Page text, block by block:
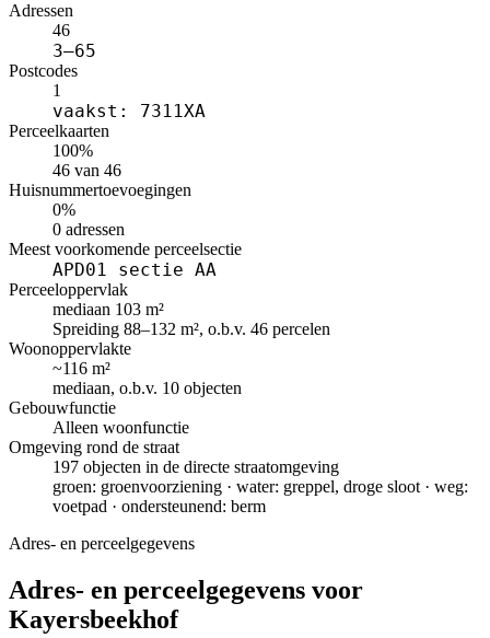
Adressen
46
3–65
Postcodes
1
vaakst: 7311XA
Perceelkaarten
100%
46 van 46
Huisnummertoevoegingen
0%
0 adressen
Meest voorkomende perceelsectie
APD01 sectie AA
Perceeloppervlak
mediaan 103 m²
Spreiding 88–132 m², o.b.v. 46 percelen
Woonoppervlakte
~116 m²
mediaan, o.b.v. 10 objecten
Gebouwfunctie
Alleen woonfunctie
Omgeving rond de straat
197 objecten in de directe straatomgeving
groen: groenvoorziening · water: greppel, droge sloot · weg:
voetpad · ondersteunend: berm
Adres- en perceelgegevens
Adres- en perceelgegevens voor
Kayersbeekhof